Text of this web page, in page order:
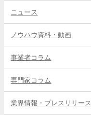
ニュース
ノウハウ資料・動画
事業者コラム
専門家コラム
業界情報・プレスリリース